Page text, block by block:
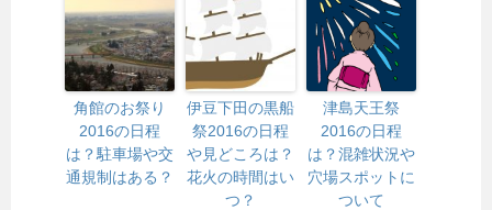
角館のお祭り
2016の日程
は？駐車場や交
通規制はある？
伊豆下田の黒船
祭2016の日程
や見どころは？
花火の時間はい
つ？
津島天王祭
2016の日程
は？混雑状況や
穴場スポットに
ついて